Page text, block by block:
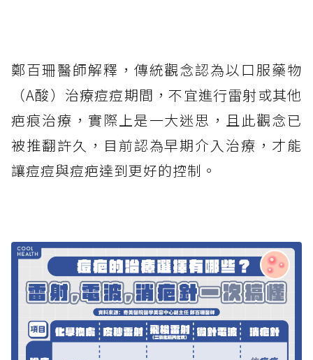
鄭百珊醫師解釋，傳統觀念認為以口服藥物
（A酸）治療痘痘期間，不宜進行雷射或其他
疤痕治療，實際上是一大迷思，且此觀念已
被推翻許久，目前認為早期介入治療，才能
讓痘痘與痘疤達到更好的控制。